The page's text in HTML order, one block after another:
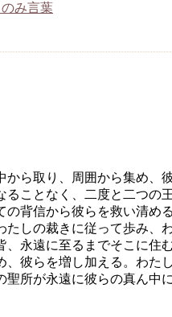
み言葉
ら取り、周囲から集め、
ことなく、二度と二つの
背信から彼らを救い清
しの裁きに従って歩み、
永遠に至るまでそこに住
彼らを増し加える。わた
聖所が永遠に彼らの真ん中